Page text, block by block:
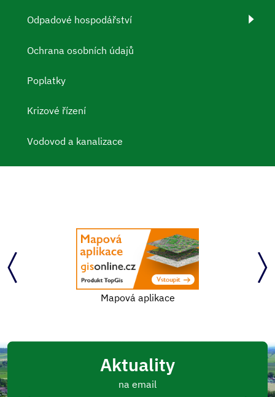
Odpadové hospodářství
Ochrana osobních údajů
Poplatky
Krizové řízení
Vodovod a kanalizace
Mapová aplikace
Aktuality
na email